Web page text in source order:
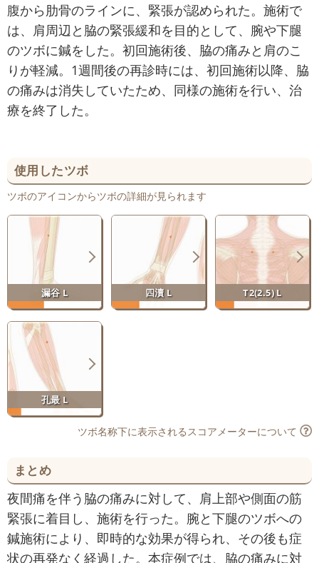
腹から肋骨のラインに、緊張が認められた。施術で
は、肩周辺と脇の緊張緩和を目的として、腕や下腿
のツボに鍼をした。初回施術後、脇の痛みと肩のこ
りが軽減。1週間後の再診時には、初回施術以降、脇
の痛みは消失していたため、同様の施術を行い、治
療を終了した。
使用したツボ
ツボのアイコンからツボの詳細が見られます
漏谷 L 四瀆 L T2(2.5) L
孔最 L
ツボ名称下に表示されるスコアメーターについて
まとめ
夜間痛を伴う脇の痛みに対して、肩上部や側面の筋
緊張に着目し、施術を行った。腕と下腿のツボへの
鍼施術により、即時的な効果が得られ、その後も症
状の再発なく経過した。本症例では、脇の痛みに対